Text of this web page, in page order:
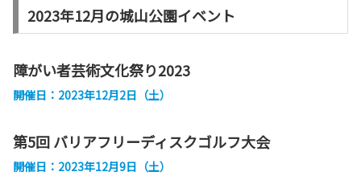
2023年12月の城山公園イベント
障がい者芸術文化祭り2023
開催日：2023年12月2日（土）
第5回 バリアフリーディスクゴルフ大会
開催日：2023年12月9日（土）